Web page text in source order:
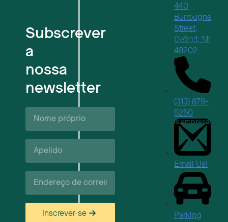
Subscrever
a
nossa
newsletter
Nome
próprio*
Apelido*
Correio
eletrónico*
Inscrever-se
Para empresas tecnológicas em
Espaços de trabalho flexíveis
Reservas de locais
Próximos eventos
Apoio e recursos às empresas
440
Burroughs
Street,
Detroit, MI
48202
(313) 879-
5250
Email Us!
Parking